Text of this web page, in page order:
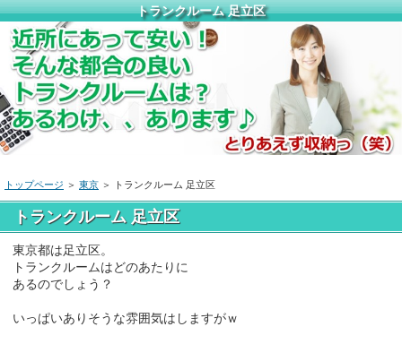
トランクルーム 足立区
トップページ ＞ 東京 ＞ トランクルーム 足立区
トランクルーム 足立区
東京都は足立区。
トランクルームはどのあたりに
あるのでしょう？
いっぱいありそうな雰囲気はしますがｗ